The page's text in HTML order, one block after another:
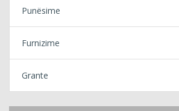
Punësime
Furnizime
Grante